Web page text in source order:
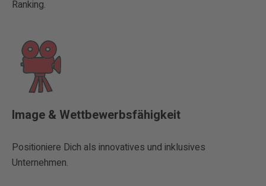
Ranking.
Image & Wettbewerbsfähigkeit
Positioniere Dich als innovatives und inklusives
Unternehmen.